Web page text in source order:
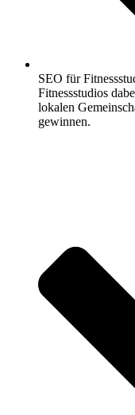
SEO für
Fitnessstudios
lokalen
gewinnen.